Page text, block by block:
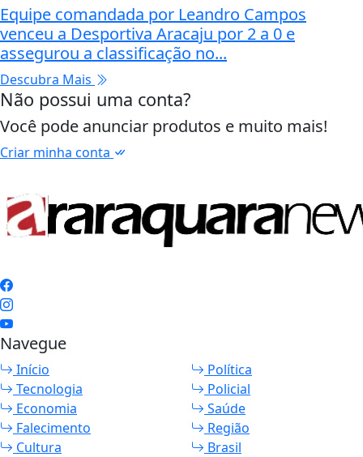
Equipe comandada por Leandro Campos
venceu a Desportiva Aracaju por 2 a 0 e
assegurou a classificação no...
Descubra Mais
Não possui uma conta?
Você pode anunciar produtos e muito mais!
Criar minha conta
Navegue
Início
Política
Tecnologia
Policial
Economia
Saúde
Falecimento
Região
Cultura
Brasil